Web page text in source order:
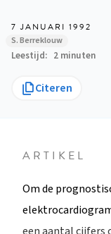
7 JANUARI 1992
S. Berreklouw
Leestijd 2 minuten
Citeren
ARTIKEL
Om de